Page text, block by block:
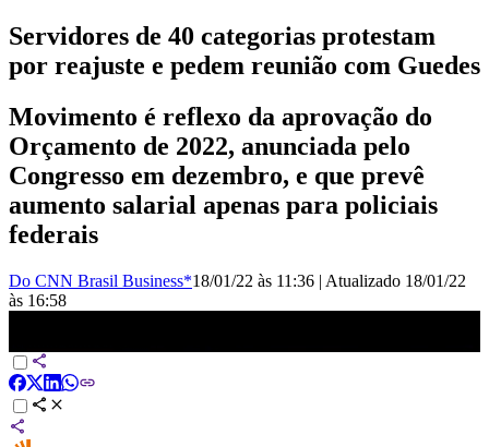
Servidores de 40 categorias protestam
por reajuste e pedem reunião com Guedes
Movimento é reflexo da aprovação do
Orçamento de 2022, anunciada pelo
Congresso em dezembro, e que prevê
aumento salarial apenas para policiais
federais
Do CNN Brasil Business*18/01/22 às 11:36 | Atualizado 18/01/22
às 16:58